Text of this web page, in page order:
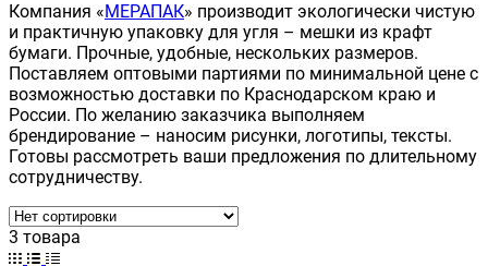
Компания «МЕРАПАК» производит экологически чистую
и практичную упаковку для угля – мешки из крафт
бумаги. Прочные, удобные, нескольких размеров.
Поставляем оптовыми партиями по минимальной цене с
возможностью доставки по Краснодарском краю и
России. По желанию заказчика выполняем
брендирование – наносим рисунки, логотипы, тексты.
Готовы рассмотреть ваши предложения по длительному
сотрудничеству.
3 товара